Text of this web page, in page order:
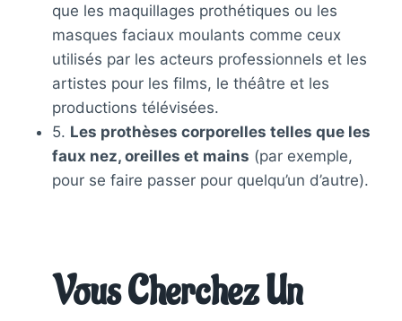
que les maquillages prothétiques ou les
masques faciaux moulants comme ceux
utilisés par les acteurs professionnels et les
artistes pour les films, le théâtre et les
productions télévisées.
5. Les prothèses corporelles telles que les
faux nez, oreilles et mains (par exemple,
pour se faire passer pour quelqu’un d’autre).
Vous Cherchez Un